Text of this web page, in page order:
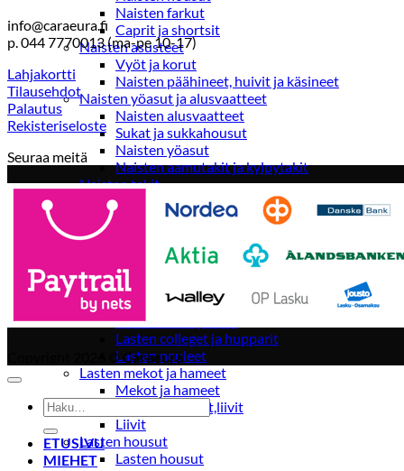
Naisten farkut
Caprit ja shortsit
Naisten asusteet
Vyöt ja korut
Naisten päähineet, huivit ja käsineet
Naisten yöasut ja alusvaatteet
Naisten alusvaatteet
Sukat ja sukkahousut
Naisten yöasut
Naisten aamutakit ja kylpytakit
Naisten takit
Naisten kevät-ja syystakit
Naisten nahkatakit
Lasten paidat
Lasten paidat
Lasten kauluspaidat
Lasten trikoopaidat
Lasten colleget ja hupparit
Lasten neuleet
Lasten mekot ja hameet
Mekot ja hameet
Lasten puvut,bleiserit,liivit
Liivit
Lasten housut
Lasten housut
info@caraeura.fi
p. 044 7770013 (ma-pe 10-17)
Lahjakortti
Tilausehdot
Palautus
Rekisteriseloste
Seuraa meitä
Copyright 2026 ©Caraeura
Etsi:
ETUSIVU
MIEHET